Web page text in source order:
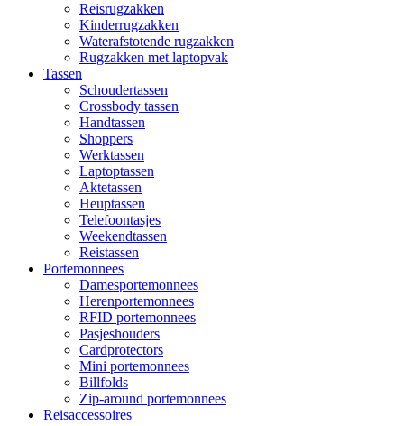
Reisrugzakken
Kinderrugzakken
Waterafstotende rugzakken
Rugzakken met laptopvak
Tassen
Schoudertassen
Crossbody tassen
Handtassen
Shoppers
Werktassen
Laptoptassen
Aktetassen
Heuptassen
Telefoontasjes
Weekendtassen
Reistassen
Portemonnees
Damesportemonnees
Herenportemonnees
RFID portemonnees
Pasjeshouders
Cardprotectors
Mini portemonnees
Billfolds
Zip-around portemonnees
Reisaccessoires